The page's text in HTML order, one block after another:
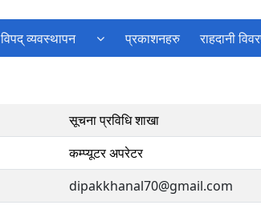
विपद् व्यवस्थापन प्रकाशनहरु राहदानी
सूचना प्रविधि शाखा
कम्प्यूटर अपरेटर
dipakkhanal70@gmail.com